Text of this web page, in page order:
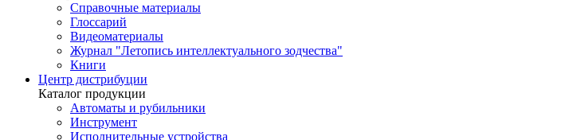
Справочные материалы
Глоссарий
Видеоматериалы
Журнал "Летопись интеллектуального зодчества"
Книги
Центр дистрибуции
Каталог продукции
Автоматы и рубильники
Инструмент
Исполнительные устройства